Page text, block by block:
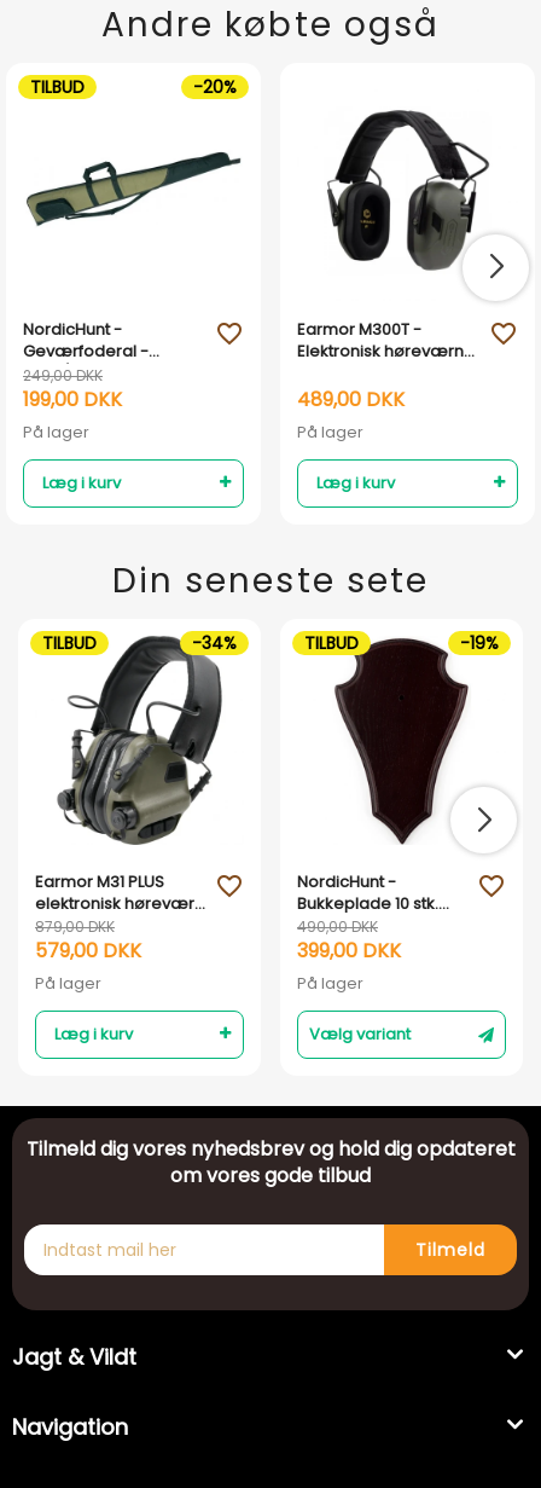
Andre købte også
NordicHunt -
Geværfoderal -
Grøn/Sort
249,00 DKK
199,00 DKK
På lager
Læg i kurv
favorite_outline
TILBUD -20%
Earmor M300T -
Elektronisk høreværn
489,00 DKK
På lager
Læg i kurv
favorite_outline
Din seneste sete
Earmor M31 PLUS
elektronisk høreværn
- Armygrøn
879,00 DKK
579,00 DKK
På lager
Læg i kurv
favorite_outline
TILBUD -34%
NordicHunt -
Bukkeplade 10 stk.
Model 2
490,00 DKK
399,00 DKK
På lager
Vælg variant
favorite_outline
TILBUD -19%
Tilmeld dig vores nyhedsbrev og hold dig opdateret
om vores gode tilbud
Tilmeld
Jagt & Vildt
Navigation